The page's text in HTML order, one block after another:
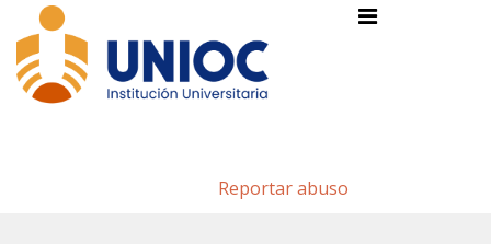
Reportar abuso